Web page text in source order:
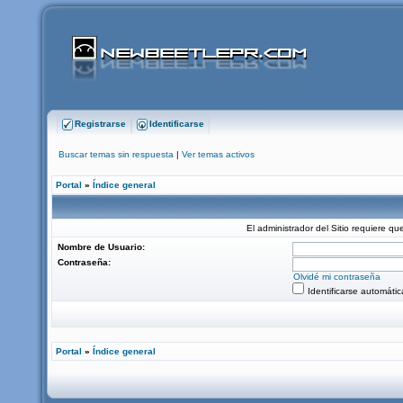
Registrarse Identificarse
Buscar temas sin respuesta | Ver temas activos
Portal » Índice general
El administrador del Sitio requiere
Nombre de Usuario:
Contraseña:
Olvidé mi contraseña
Identificarse
Portal » Índice general